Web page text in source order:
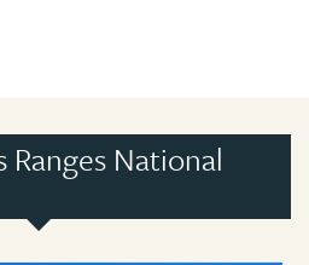
Ranges National